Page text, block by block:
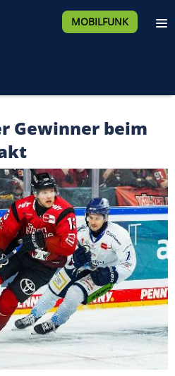
MOBILFUNK
Gewinner beim